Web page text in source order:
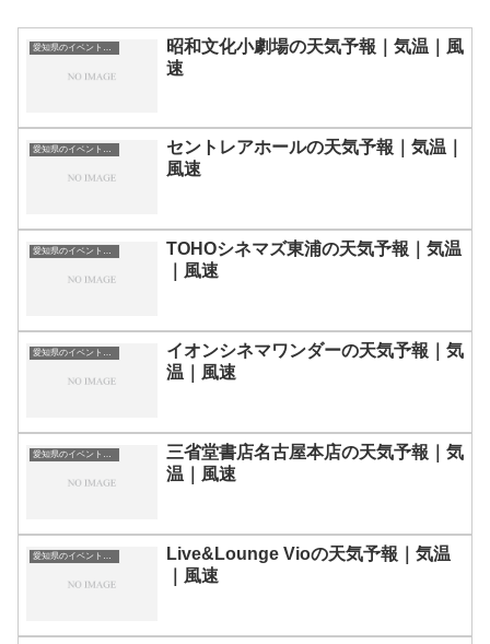
愛知県のイベント会場一覧
昭和文化小劇場の天気予報｜気温｜風
速
愛知県のイベント会場一覧
セントレアホールの天気予報｜気温｜
風速
愛知県のイベント会場一覧
TOHOシネマズ東浦の天気予報｜気温
｜風速
愛知県のイベント会場一覧
イオンシネマワンダーの天気予報｜気
温｜風速
愛知県のイベント会場一覧
三省堂書店名古屋本店の天気予報｜気
温｜風速
愛知県のイベント会場一覧
Live&Lounge Vioの天気予報｜気温
｜風速